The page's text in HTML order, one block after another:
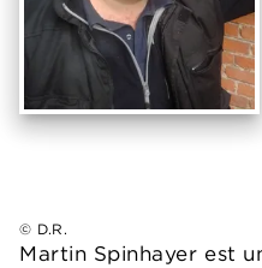
Martin Spinhayer est
© D.R.